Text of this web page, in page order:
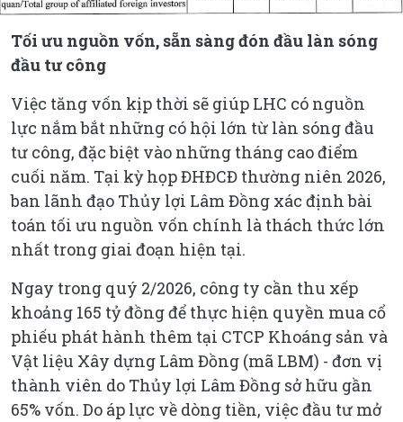
Tối ưu nguồn vốn, sẵn sàng đón đầu làn sóng
đầu tư công
Việc tăng vốn kịp thời sẽ giúp LHC có nguồn
lực nắm bắt những có hội lớn từ làn sóng đầu
tư công, đặc biệt vào những tháng cao điểm
cuối năm. Tại kỳ họp ĐHĐCĐ thường niên 2026,
ban lãnh đạo Thủy lợi Lâm Đồng xác định bài
toán tối ưu nguồn vốn chính là thách thức lớn
nhất trong giai đoạn hiện tại.
Ngay trong quý 2/2026, công ty cần thu xếp
khoảng 165 tỷ đồng để thực hiện quyền mua cổ
phiếu phát hành thêm tại CTCP Khoáng sản và
Vật liệu Xây dựng Lâm Đồng (mã LBM) - đơn vị
thành viên do Thủy lợi Lâm Đồng sở hữu gần
65% vốn. Do áp lực về dòng tiền, việc đầu tư mở